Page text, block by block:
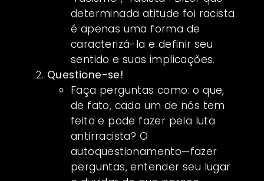
determinada atitude foi racista
é apenas uma forma de
caracterizá-la e definir seu
sentido e suas implicações.
Questione-se!
Faça perguntas como: o que,
de fato, cada um de nós tem
feito e pode fazer pela luta
antirracista? O
autoquestionamento—fazer
perguntas, entender seu lugar